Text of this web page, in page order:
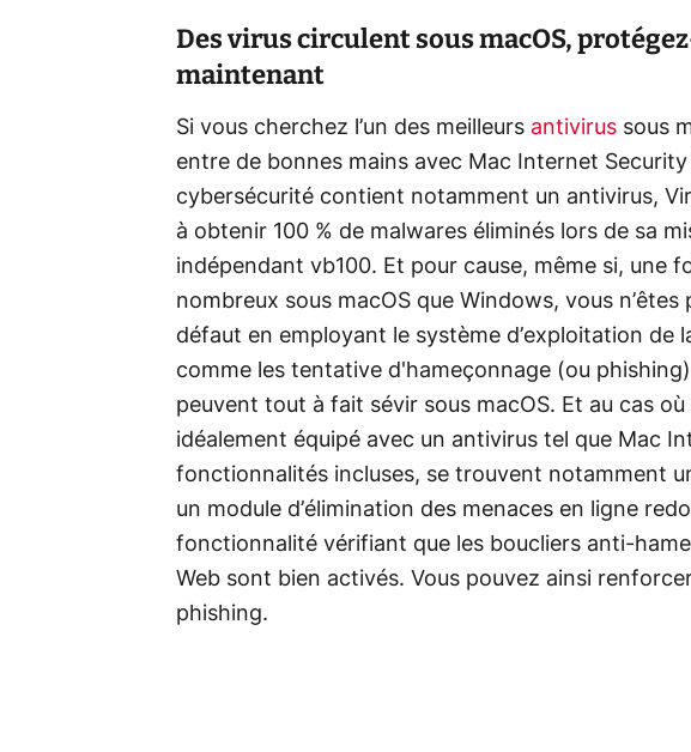
Des virus circulent sous macOS,
maintenant
Si vous cherchez l’un des meilleurs antivirus sous
entre de bonnes mains avec Mac Internet
cybersécurité contient notamment un antivirus,
à obtenir 100 % de malwares éliminés lors de sa
indépendant vb100. Et pour cause, même si, une
nombreux sous macOS que Windows, vous
défaut en employant le système d’exploitation de
comme les tentative d'hameçonnage (ou
peuvent tout à fait sévir sous macOS. Et au cas
idéalement équipé avec un antivirus tel que Mac
fonctionnalités incluses, se trouvent notamment
un module d’élimination des menaces en ligne
fonctionnalité vérifiant que les boucliers anti-
Web sont bien activés. Vous pouvez ainsi
phishing.